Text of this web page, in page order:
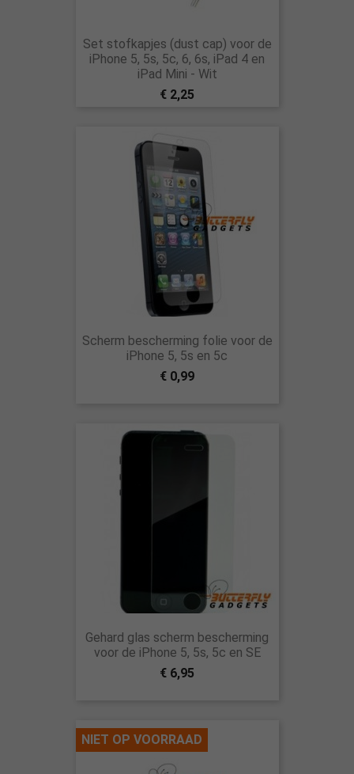
Set stofkapjes (dust cap) voor de
iPhone 5, 5s, 5c, 6, 6s, iPad 4 en
iPad Mini - Wit
€ 2,25
Scherm bescherming folie voor de
iPhone 5, 5s en 5c
€ 0,99
Gehard glas scherm bescherming
voor de iPhone 5, 5s, 5c en SE
€ 6,95
NIET OP VOORRAAD